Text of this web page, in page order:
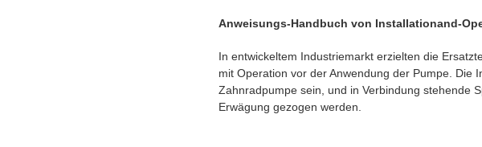
Anweisungs-Handbuch von Installationand-
In entwickeltem Industriemarkt erzielten die
mit Operation vor der Anwendung der Pumpe. Die
Zahnradpumpe sein, und in Verbindung stehende
Erwägung gezogen werden.